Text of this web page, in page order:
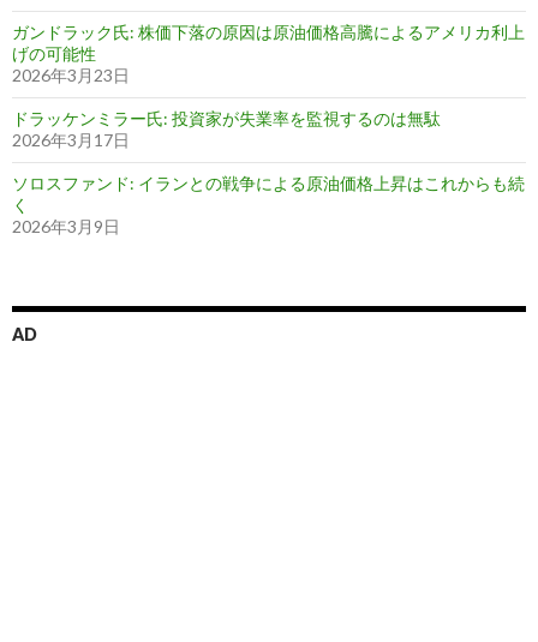
ガンドラック氏: 株価下落の原因は原油価格高騰によるアメリカ利上
げの可能性
2026年3月23日
ドラッケンミラー氏: 投資家が失業率を監視するのは無駄
2026年3月17日
ソロスファンド: イランとの戦争による原油価格上昇はこれからも続
く
2026年3月9日
AD